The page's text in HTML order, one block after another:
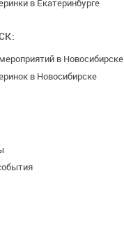
в Екатеринбурге
в Новосибирске
в Новосибирске